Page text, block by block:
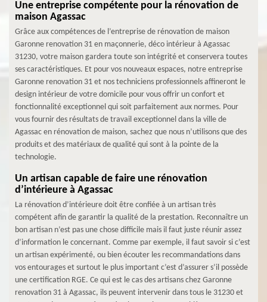
Une entreprise compétente pour la rénovation de
maison Agassac
Grâce aux compétences de l’entreprise de rénovation de maison
Garonne renovation 31 en maçonnerie, déco intérieur à Agassac
31230, votre maison gardera toute son intégrité et conservera toutes
ses caractéristiques. Et pour vos nouveaux espaces, notre entreprise
Garonne renovation 31 et nos techniciens professionnels affineront le
design intérieur de votre domicile pour vous offrir un confort et
fonctionnalité exceptionnel qui soit parfaitement aux normes. Pour
vous fournir des résultats de travail exceptionnel dans la ville de
Agassac en rénovation de maison, sachez que nous n’utilisons que des
produits et des matériaux de qualité qui sont à la pointe de la
technologie.
Un artisan capable de faire une rénovation
d’intérieure à Agassac
La rénovation d’intérieure doit être confiée à un artisan très
compétent afin de garantir la qualité de la prestation. Reconnaître un
bon artisan n’est pas une chose difficile mais il faut juste réunir assez
d’information le concernant. Comme par exemple, il faut savoir si c’est
un artisan expérimenté, ou bien écouter les recommandations dans
vos entourages et surtout le plus important c’est d’assurer s’il possède
une certification RGE. Ce qui est le cas des artisans chez Garonne
renovation 31 à Agassac, ils peuvent intervenir dans tous le 31230 et